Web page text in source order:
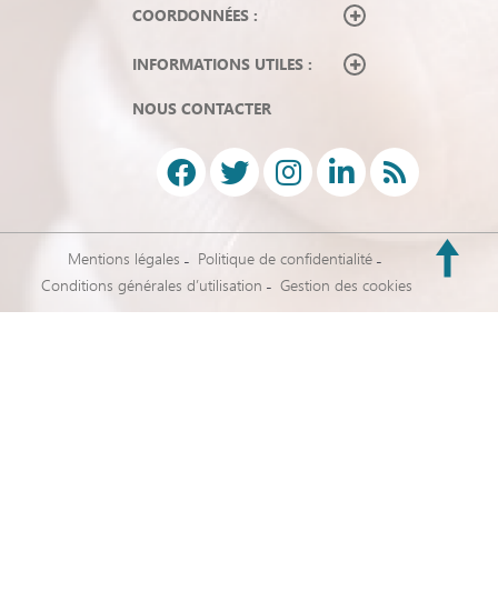
COORDONNÉES :
INFORMATIONS UTILES :
NOUS CONTACTER
Mentions légales
Politique de confidentialité
Conditions générales d’utilisation
Gestion des cookies